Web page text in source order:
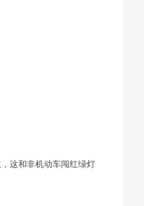
这和非机动车闯红绿灯